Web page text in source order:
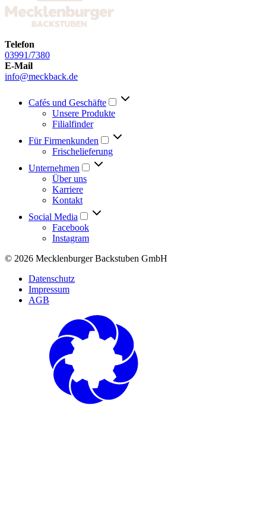
Telefon
03991/7380
E-Mail
info@meckback.de
Cafés und Geschäfte
Unsere Produkte
Filialfinder
Für Firmenkunden
Frischelieferung
Unternehmen
Über uns
Karriere
Kontakt
Social Media
Facebook
Instagram
© 2026 Mecklenburger Backstuben GmbH
Datenschutz
Impressum
AGB